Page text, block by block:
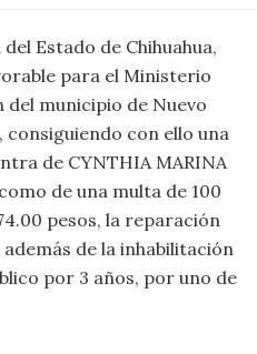
Estado de Chihuahua,
para el Ministerio
municipio de Nuevo
consiguiendo con ello una
de CYNTHIA MARINA
de una multa de 100
pesos, la reparación
de la inhabilitación
por 3 años, por uno de